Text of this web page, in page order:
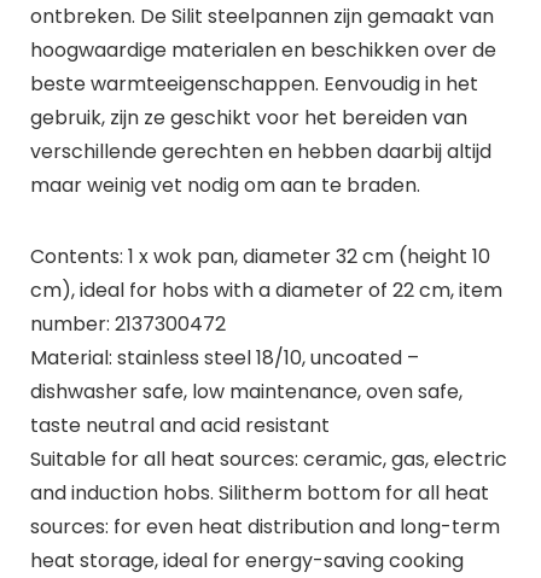
ontbreken. De Silit steelpannen zijn gemaakt van
hoogwaardige materialen en beschikken over de
beste warmteeigenschappen. Eenvoudig in het
gebruik, zijn ze geschikt voor het bereiden van
verschillende gerechten en hebben daarbij altijd
maar weinig vet nodig om aan te braden.
Contents: 1 x wok pan, diameter 32 cm (height 10
cm), ideal for hobs with a diameter of 22 cm, item
number: 2137300472
Material: stainless steel 18/10, uncoated –
dishwasher safe, low maintenance, oven safe,
taste neutral and acid resistant
Suitable for all heat sources: ceramic, gas, electric
and induction hobs. Silitherm bottom for all heat
sources: for even heat distribution and long-term
heat storage, ideal for energy-saving cooking